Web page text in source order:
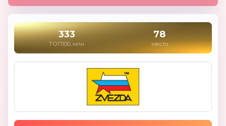
333
ТОП100, млн
78
место